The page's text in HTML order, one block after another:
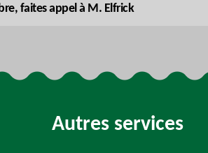
faites appel à M. Elfrick
Autres services